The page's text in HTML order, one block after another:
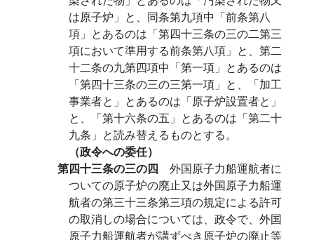
は原子炉」と、同条第九項中「前条第八
項」とあるのは「第四十三条の三の二第三
項において準用する前条第八項」と、第二
十二条の九第四項中「第一項」とあるのは
「第四十三条の三の三第一項」と、「加工
事業者と」とあるのは「原子炉設置者と」
と、「第十六条の五」とあるのは「第二十
九条」と読み替えるものとする。
（政令への委任）
第四十三条の三の四 外国原子力船運航者に
ついての原子炉の廃止又は外国原子力船運
航者の第三十三条第三項の規定による許可
の取消しの場合については、政令で、外国
原子力船運航者が講ずべき原子炉の廃止等